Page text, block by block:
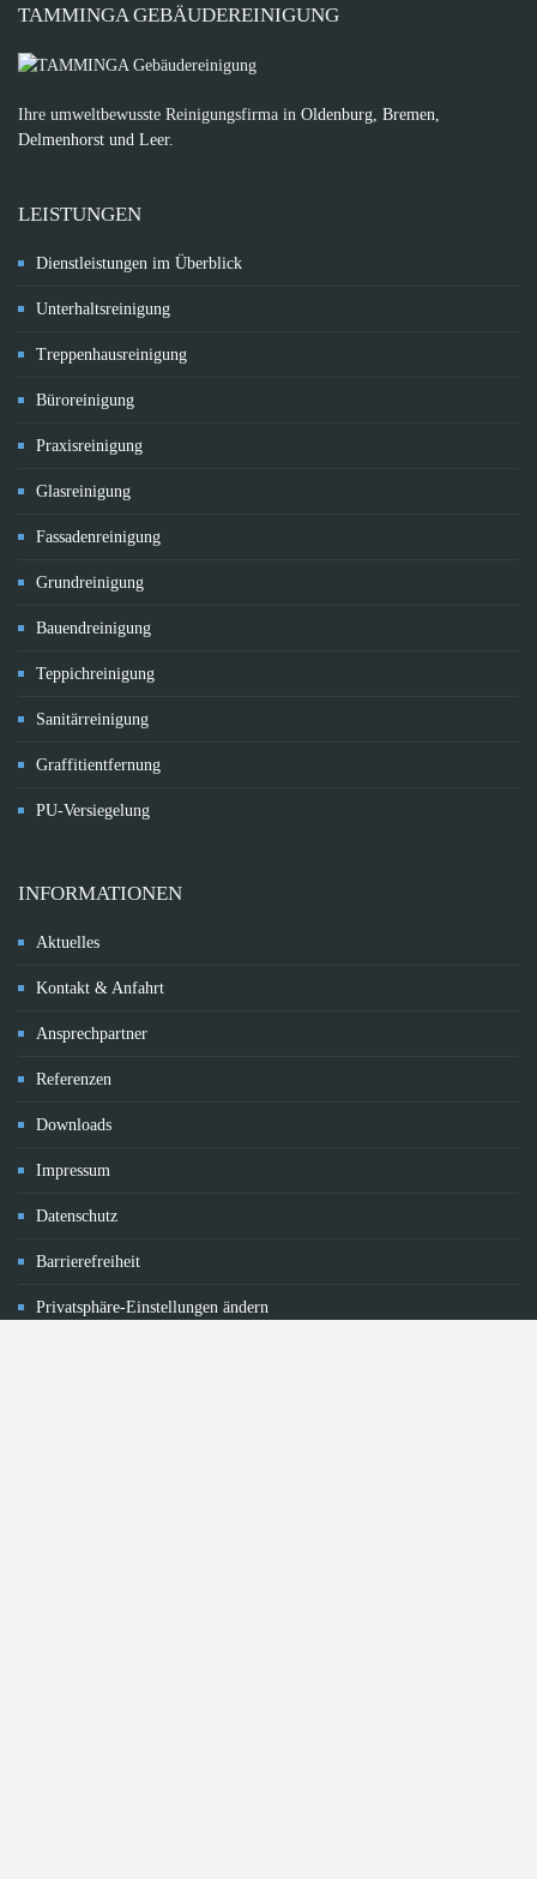
TAMMINGA GEBÄUDEREINIGUNG
Ihre umweltbewusste Reinigungsfirma in Oldenburg, Bremen,
Delmenhorst und Leer.
LEISTUNGEN
Dienstleistungen im Überblick
Unterhaltsreinigung
Treppenhausreinigung
Büroreinigung
Praxisreinigung
Glasreinigung
Fassadenreinigung
Grundreinigung
Bauendreinigung
Teppichreinigung
Sanitärreinigung
Graffitientfernung
PU-Versiegelung
INFORMATIONEN
Aktuelles
Kontakt & Anfahrt
Ansprechpartner
Referenzen
Downloads
Impressum
Datenschutz
Barrierefreiheit
Privatsphäre-Einstellungen ändern